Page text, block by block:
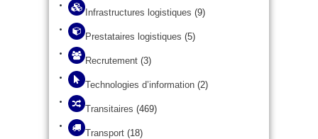
Infrastructures logistiques (9)
Prestataires logistiques (5)
Recrutement (3)
Technologies d’information (2)
Transitaires (469)
Transport (18)